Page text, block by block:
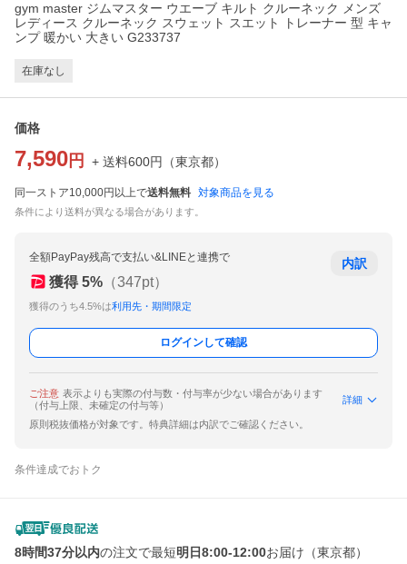
gym master ジムマスター ウエーブ キルト クルーネック メンズ
レディース クルーネック スウェット スエット トレーナー 型 キャ
ンプ 暖かい 大きい G233737
在庫なし
価格
7,590 円 + 送料600円 （東京都）
同一ストア10,000円以上で送料無料 対象商品を見る
条件により送料が異なる場合があります。
全額PayPay残高で支払い&LINEと連携で
獲得 5% （347pt）
獲得のうち4.5%は利用先・期間限定
内訳
ログインして確認
ご注意 表示よりも実際の付与数・付与率が少ない場合があります
（付与上限、未確定の付与等）
詳細
原則税抜価格が対象です。特典詳細は内訳でご確認ください。
条件達成でおトク
8時間37分以内の注文で最短明日8:00-12:00お届け（東京都）